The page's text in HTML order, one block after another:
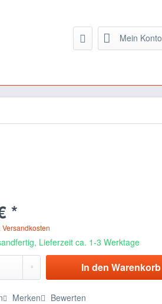
Mein Konto
*
Versandkosten
Lieferzeit ca. 1-3 Werktage
In den Warenkorb
Merken Bewerten